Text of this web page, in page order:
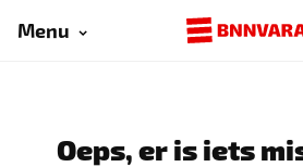
Menu
Oeps, er is iets